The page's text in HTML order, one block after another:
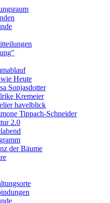
Heute
Sonjasdotter
Kremeier
havelblick
Tippach-Schneider
2.0
der Bäume